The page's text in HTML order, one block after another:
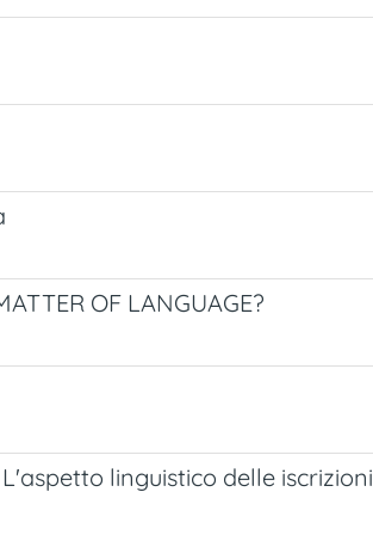
OF LANGUAGE?
linguistico delle iscrizioni